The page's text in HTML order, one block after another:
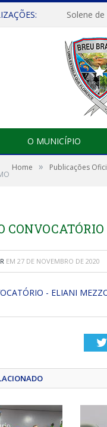
Solene
O MUNICÍPIO
Home » Publicações
EM 27 DE NOVEMBRO DE 2020
- ELIANI